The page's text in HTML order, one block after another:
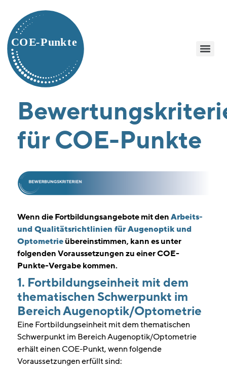
für COE-Punkte
Wenn die Fortbildungsangebote mit denArbeits-
und Qualitätsrichtlinien für Augenoptik und
Optometrieübereinstimmen, kann es unter
folgenden Voraussetzungen zu einer COE-
Punkte-Vergabe kommen.
1. Fortbildungseinheit mit dem
thematischen Schwerpunkt im
Bereich Augenoptik/Optometrie
Eine Fortbildungseinheit mit dem thematischen
Schwerpunkt im Bereich Augenoptik/Optometrie
erhält einen COE-Punkt, wenn folgende
Voraussetzungen erfüllt sind: